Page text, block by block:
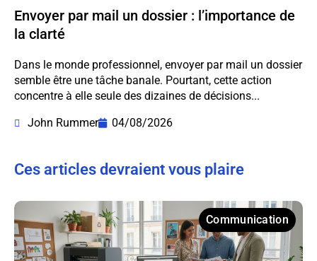
Envoyer par mail un dossier : l’importance de
la clarté
Dans le monde professionnel, envoyer par mail un dossier
semble être une tâche banale. Pourtant, cette action
concentre à elle seule des dizaines de décisions...
John Rummer
04/08/2026
Ces articles devraient vous plaire
Communication